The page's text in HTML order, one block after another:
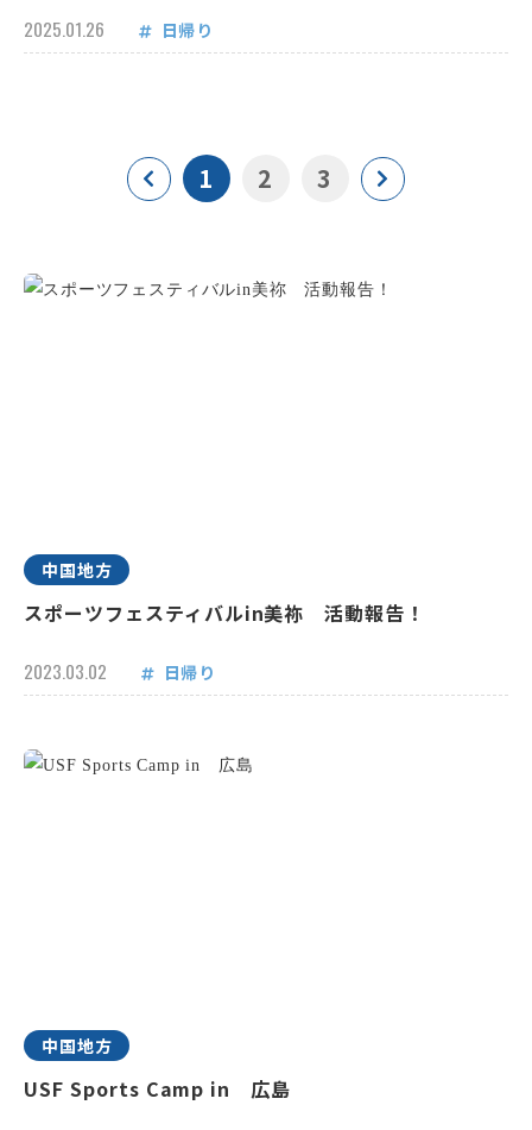
2025.01.26 日帰り
1 2 3
中国地方
スポーツフェスティバルin美祢 活動報告！
2023.03.02 日帰り
中国地方
USF Sports Camp in 広島